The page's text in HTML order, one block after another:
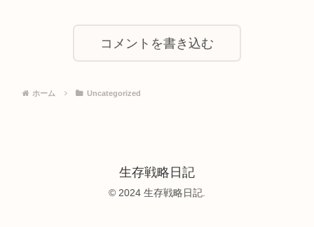
コメントを書き込む
ホーム Uncategorized
生存戦略日記
© 2024 生存戦略日記.